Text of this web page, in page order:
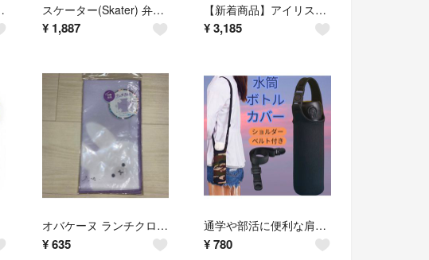
クロス スケーター(Skater) 弁当用箸 子供用 トリオセット 箸 スプーン フォー
¥ 1,887
【新着商品】アイリスオーヤマ 真空断熱ダイレクトボトル 1L 保冷6時間 直飲み
¥3,185
オバケーヌ ランチクロス ナフキン パープル 抗菌防臭 約450mm
¥ 635
通学や部活に便利な肩掛け水筒ホルダー衝撃吸収カバー ボトルカバー 黒色柄
¥780